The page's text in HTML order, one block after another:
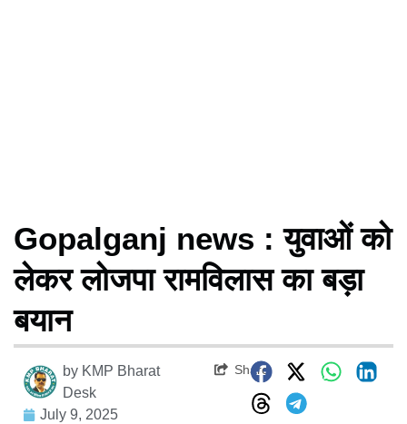
Gopalganj news : युवाओं को
लेकर लोजपा रामविलास का बड़ा
बयान
by KMP Bharat
Desk
July 9, 2025
Share